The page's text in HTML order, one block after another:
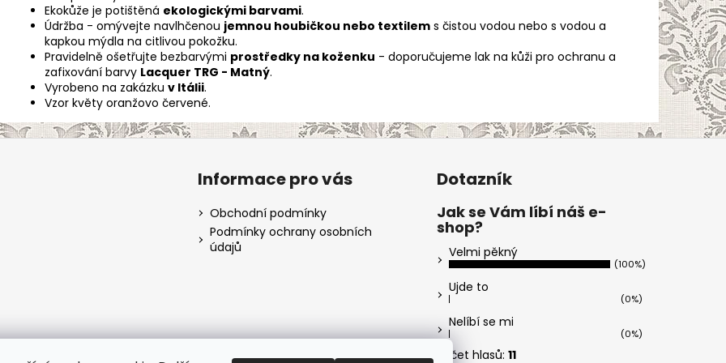
Ekokůže je potištěná ekologickými barvami.
Údržba - omývejte navlhčenou jemnou houbičkou nebo textilem s čistou vodou nebo s vodou a
kapkou mýdla na citlivou pokožku.
Pravidelně ošetřujte bezbarvými prostředky na koženku - doporučujeme lak na kůži pro ochranu a
zafixování barvy Lacquer TRG - Matný.
Vyrobeno na zakázku v Itálii.
Vzor květy oranžovo červené.
Informace pro vás
Obchodní podmínky
Podmínky ochrany osobních
údajů
Dotazník
Jak se Vám líbí náš e-
shop?
Velmi pěkný
(100%)
Ujde to
(0%)
Nelíbí se mi
(0%)
Počet hlasů: 11